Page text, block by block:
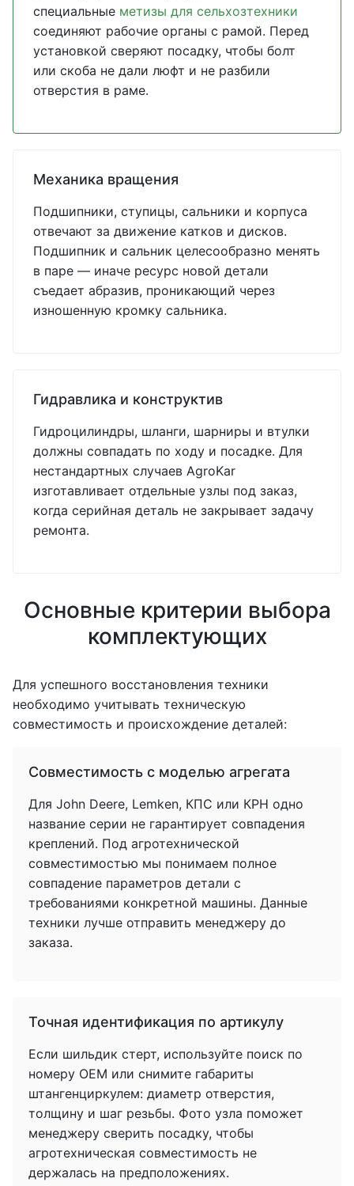
специальные метизы для сельхозтехники
соединяют рабочие органы с рамой. Перед
установкой сверяют посадку, чтобы болт
или скоба не дали люфт и не разбили
отверстия в раме.
Механика вращения
Подшипники, ступицы, сальники и корпуса
отвечают за движение катков и дисков.
Подшипник и сальник целесообразно менять
в паре — иначе ресурс новой детали
съедает абразив, проникающий через
изношенную кромку сальника.
Гидравлика и конструктив
Гидроцилиндры, шланги, шарниры и втулки
должны совпадать по ходу и посадке. Для
нестандартных случаев AgroKar
изготавливает отдельные узлы под заказ,
когда серийная деталь не закрывает задачу
ремонта.
Основные критерии выбора
комплектующих
Для успешного восстановления техники
необходимо учитывать техническую
совместимость и происхождение деталей:
Совместимость с моделью агрегата
Для John Deere, Lemken, КПС или КРН одно
название серии не гарантирует совпадения
креплений. Под агротехнической
совместимостью мы понимаем полное
совпадение параметров детали с
требованиями конкретной машины. Данные
техники лучше отправить менеджеру до
заказа.
Точная идентификация по артикулу
Если шильдик стерт, используйте поиск по
номеру OEM или снимите габариты
штангенциркулем: диаметр отверстия,
толщину и шаг резьбы. Фото узла поможет
менеджеру сверить посадку, чтобы
агротехническая совместимость не
держалась на предположениях.